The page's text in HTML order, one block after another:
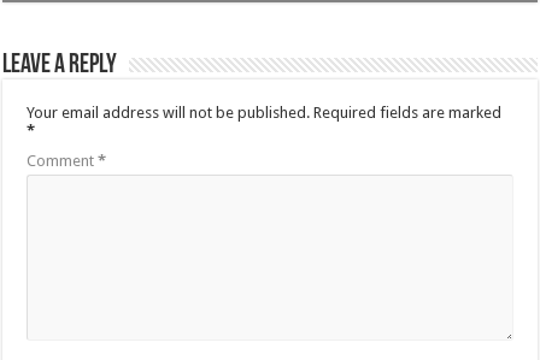
Leave a Reply
Your email address will not be published. Required fields are marked
*
Comment*